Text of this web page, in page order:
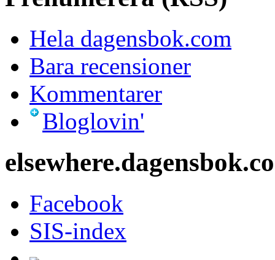
Hela dagensbok.com
Bara recensioner
Kommentarer
Bloglovin'
Facebook
SIS-index